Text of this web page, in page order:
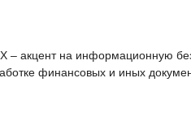
– акцент на информационную
финансовых и иных